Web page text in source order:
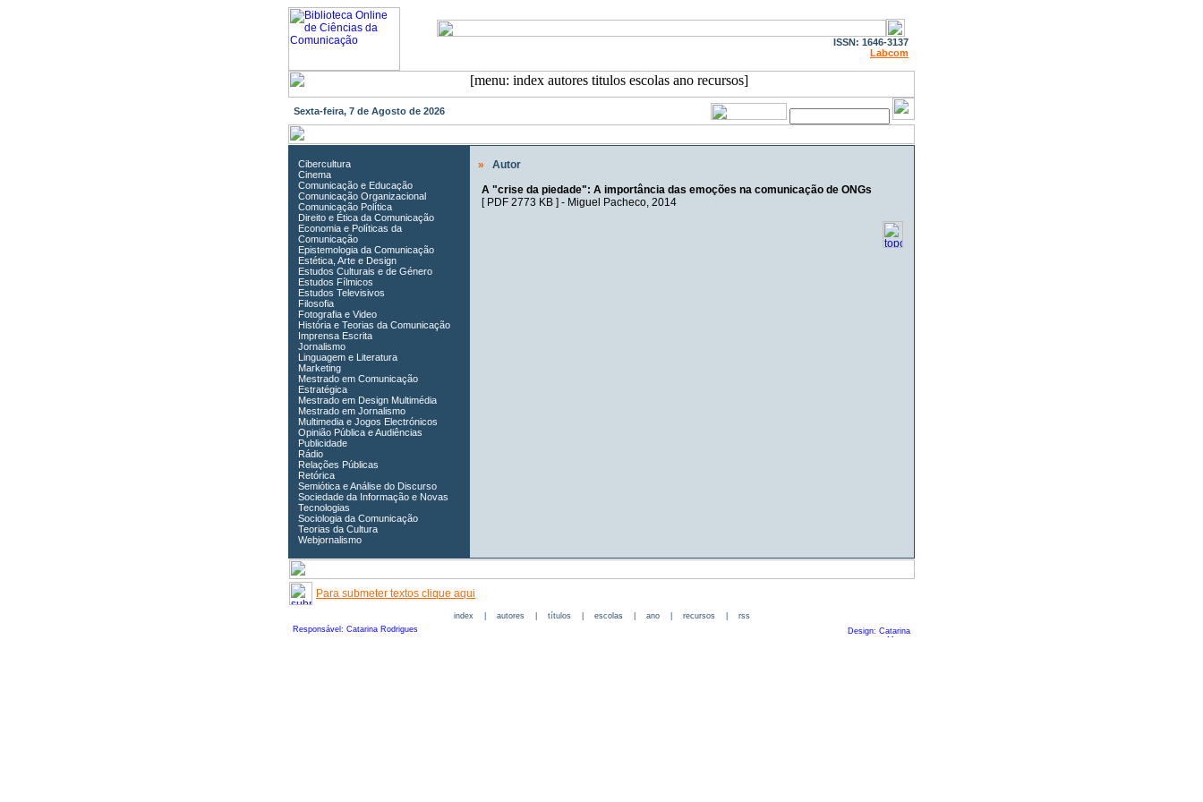
ISSN: 1646-3137
Labcom
Sexta-feira, 7 de Agosto de 2026
Cibercultura
Cinema
Comunicação e Educação
Comunicação Organizacional
Comunicação Política
Direito e Ética da Comunicação
Economia e Políticas da
Comunicação
Epistemologia da Comunicação
Estética, Arte e Design
Estudos Culturais e de Género
Estudos Fílmicos
Estudos Televisivos
Filosofia
Fotografia e Video
História e Teorias da Comunicação
Imprensa Escrita
Jornalismo
Linguagem e Literatura
Marketing
Mestrado em Comunicação
Estratégica
Mestrado em Design Multimédia
Mestrado em Jornalismo
Multimedia e Jogos Electrónicos
Opinião Pública e Audiências
Publicidade
Rádio
Relações Públicas
Retórica
Semiótica e Análise do Discurso
Sociedade da Informação e Novas
Tecnologias
Sociologia da Comunicação
Teorias da Cultura
Webjornalismo
»
Autor
A "crise da piedade": A importância das emoções na comunicação de ONGs
[ PDF 2773 KB] - Miguel Pacheco, 2014
Para submeter textos clique aqui
index| autores| títulos| escolas| ano| recursos| rss